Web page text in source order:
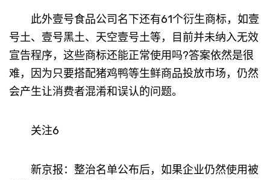
此外壹号食品公司名下还有61个衍生商标，如壹
号土、壹号黑土、天空壹号土等，目前并未纳入无效
宣告程序，这些商标还能正常使用吗?答案依然是很
难，因为只要搭配猪鸡鸭等生鲜商品投放市场，仍然
会产生让消费者混淆和误认的问题。
关注6
新京报：整治名单公布后，如果企业仍然使用被